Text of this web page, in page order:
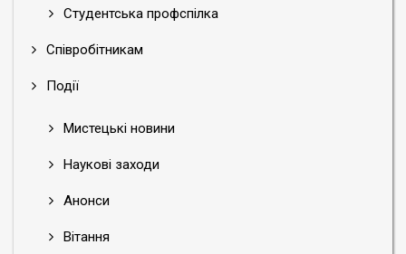
Студентська профспілка
Співробітникам
Події
Мистецькі новини
Наукові заходи
Анонси
Вітання